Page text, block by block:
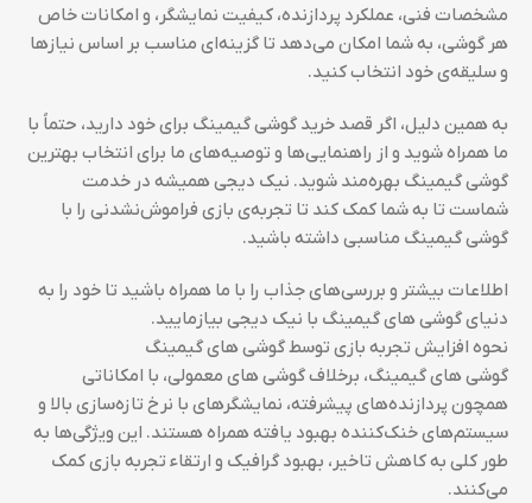
مشخصات فنی، عملکرد پردازنده، کیفیت نمایشگر، و امکانات خاص
هر گوشی، به شما امکان می‌دهد تا گزینه‌ای مناسب بر اساس نیازها
و سلیقه‌ی خود انتخاب کنید.
به همین دلیل، اگر قصد خرید گوشی گیمینگ برای خود دارید، حتماً با
ما همراه شوید و از راهنمایی‌ها و توصیه‌های ما برای انتخاب بهترین
گوشی گیمینگ بهره‌مند شوید. نیک دیجی همیشه در خدمت
شماست تا به شما کمک کند تا تجربه‌ی بازی فراموش‌نشدنی را با
گوشی گیمینگ مناسبی داشته باشید.
اطلاعات بیشتر و بررسی‌های جذاب را با ما همراه باشید تا خود را به
دنیای گوشی های گیمینگ با نیک دیجی بیازمایید.
نحوه افزایش تجربه بازی توسط گوشی های گیمینگ
گوشی های گیمینگ، برخلاف گوشی های معمولی، با امکاناتی
همچون پردازنده‌های پیشرفته، نمایشگرهای با نرخ تازه‌سازی بالا و
سیستم‌های خنک‌کننده بهبود یافته همراه هستند. این ویژگی‌ها به
طور کلی به کاهش تاخیر، بهبود گرافیک و ارتقاء تجربه بازی کمک
می‌کنند.